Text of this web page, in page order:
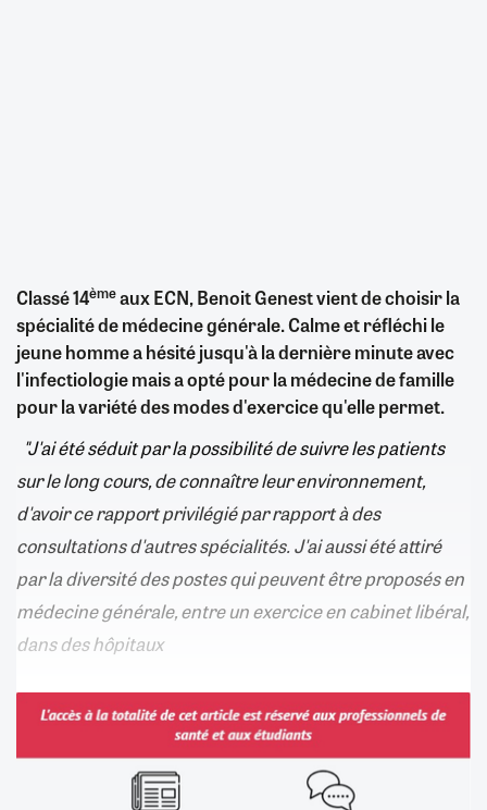
Classé 14èmeaux ECN, Benoit Genest vient de choisir la
spécialité de médecine générale. Calme et réfléchi le
jeune homme a hésité jusqu'à la dernière minute avec
l'infectiologie mais a opté pour la médecine de famille
pour la variété des modes d'exercice qu'elle permet.
"J'ai été séduit par la possibilité de suivre les patients
sur le long cours, de connaître leur environnement,
d'avoir ce rapport privilégié par rapport à des
consultations d'autres spécialités. J'ai aussi été attiré
par la diversité des postes qui peuvent être proposés en
médecine générale, entre un exercice en cabinet libéral,
dans des hôpitaux